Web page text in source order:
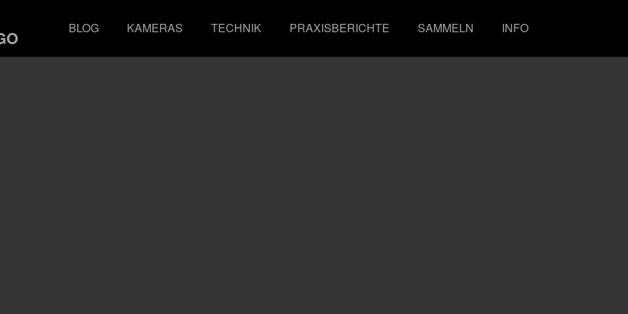
BLOG KAMERAS TECHNIK PRAXISBERICHTE SAMMELN INFO